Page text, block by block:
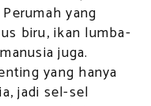
yang
biru, ikan lumba-
juga.
yang hanya
jadi sel-sel